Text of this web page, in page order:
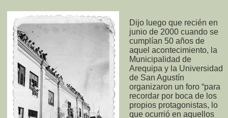
Dijo luego que recién en
junio de 2000 cuando se
cumplían 50 años de
aquel acontecimiento, la
Municipalidad de
Arequipa y la Universidad
de San Agustín
organizaron un foro “para
recordar por boca de los
propios protagonistas, lo
que ocurrió en aquellos